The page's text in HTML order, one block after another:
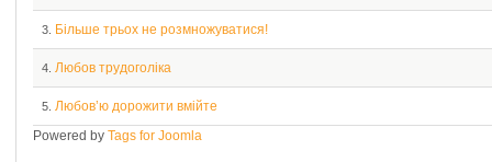
3. Більше трьох не розмножуватися!
4. Любов трудоголіка
5. Любов’ю дорожити вмійте
Powered by Tags for Joomla